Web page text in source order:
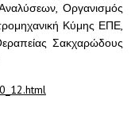
Οργανισμός
Κύμης ΕΠΕ,
Σακχαρώδους